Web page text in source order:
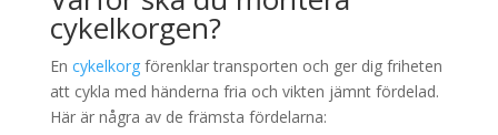
cykelkorgen?
En cykelkorgförenklar transporten och ger dig friheten
att cykla med händerna fria och vikten jämnt fördelad.
Här är några av de främsta fördelarna: